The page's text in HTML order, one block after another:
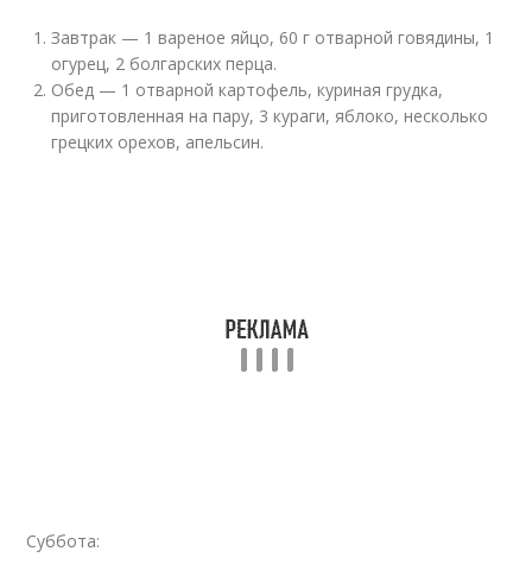
Завтрак — 1 вареное яйцо, 60 г отварной говядины, 1
огурец, 2 болгарских перца.
Обед — 1 отварной картофель, куриная грудка,
приготовленная на пару, 3 кураги, яблоко, несколько
грецких орехов, апельсин.
Суббота: